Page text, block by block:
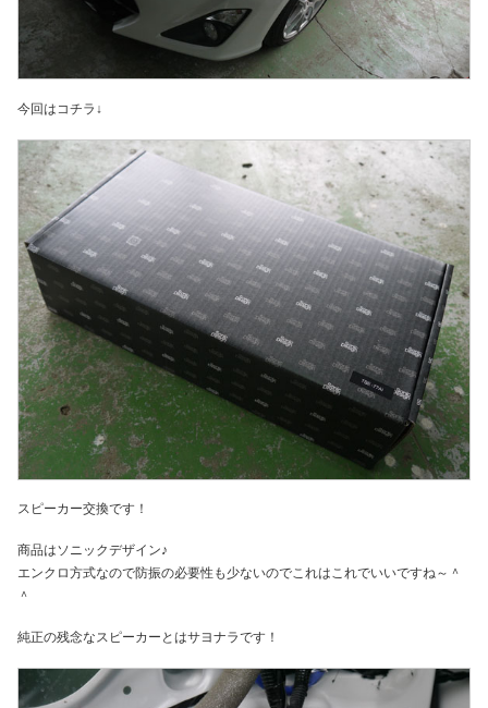
今回はコチラ↓
スピーカー交換です！
商品はソニックデザイン♪
エンクロ方式なので防振の必要性も少ないのでこれはこれでいいですね～＾
＾
純正の残念なスピーカーとはサヨナラです！